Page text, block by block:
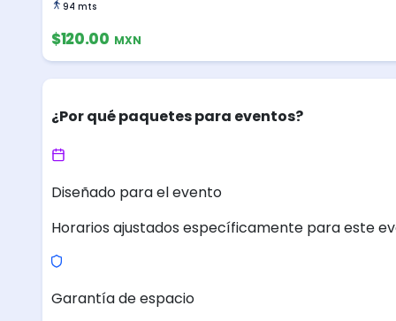
94 mts
$120.00 MXN
¿Por qué paquetes para eventos?
Diseñado para el evento
Horarios ajustados específicamente para este
Garantía de espacio